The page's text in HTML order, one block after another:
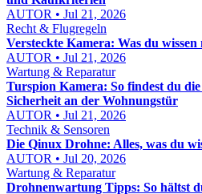
AUTOR • Jul 21, 2026
Recht & Flugregeln
Versteckte Kamera: Was du
AUTOR • Jul 21, 2026
Wartung & Reparatur
Turspion Kamera: So findest du
Sicherheit an der Wohnungstür
AUTOR • Jul 21, 2026
Technik & Sensoren
Die Qinux Drohne: Alles, was du
AUTOR • Jul 20, 2026
Wartung & Reparatur
Drohnenwartung Tipps: So hältst